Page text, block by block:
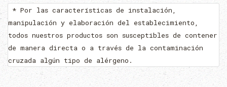
* Por las características de instalación,
manipulación y elaboración del establecimiento,
todos nuestros productos son susceptibles de contener
de manera directa o a través de la contaminación
cruzada algún tipo de alérgeno.